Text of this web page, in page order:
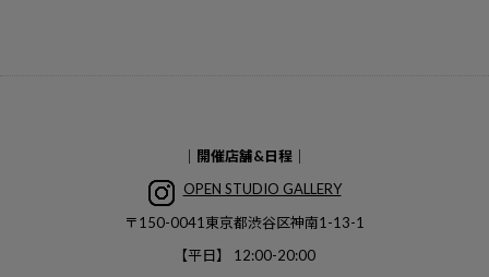
｜開催店舗&日程｜
OPEN STUDIO GALLERY
〒150-0041東京都渋谷区神南1-13-1
【平日】 12:00-20:00